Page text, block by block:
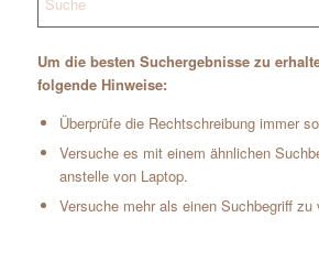
Um die besten Suchergebnisse zu
folgende Hinweise:
Überprüfe die Rechtschreibung immer
Versuche es mit einem ähnlichen
anstelle von Laptop.
Versuche mehr als einen Suchbegriff zu